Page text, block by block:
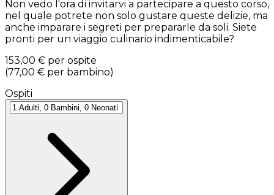
Non vedo l'ora di invitarvi a partecipare a questo corso,
nel quale potrete non solo gustare queste delizie, ma
anche imparare i segreti per prepararle da soli. Siete
pronti per un viaggio culinario indimenticabile?
153,00 € per ospite
(77,00 € per bambino)
Ospiti